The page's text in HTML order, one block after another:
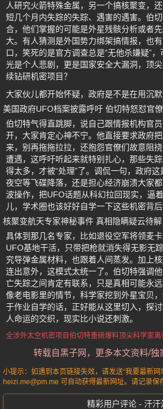
人研究火箭特殊金属，另一个搞核聚变，
短几个月内失踪的失踪、遇害的遇害。伯
合，他们掌握的可能是外星残骸分析或者
大。有人猜测是外国势力绑架搞情报，也
口，笑死的是官方调查总是“无他杀嫌疑”
光是个人悲剧，更是国家安全大漏洞，顶
续钻研机密项目？
大家伙儿都开始怀疑，政府是不是在用沉默
美国政府UFO档案披露呼吁 伯切特怒怼官
伯切特气得直跳脚，说自己跟情报机构官
开，大家肯定心神不宁。他直接要求政府
来，别再拖拖拉拉，还抱怨官僚们故意阻
遭遇，这呼吁听起来就特别扎心，那些失
得太多，才被“处理”了。调侃一句，政府
夜空等飞碟降落，还是担心经济崩溃大家
波操作，把UFO话题从科幻拉回现实，逼
儿，学术圈也该好好自学一下这些机密背后
核聚变航天专家神秘事件 真相隐瞒疑云待解
具体到那几名专家，比如退役空军将领麦
UFO基地干活，只带把枪就消失得无影无
究导弹金属材料，也跟着人间蒸发。加上
连出意外，这模式太统一了。伯切特强调
亡失踪之间肯定有联系，只是真相可能永
像老电影里的情节，科学家挖到外星宝贝
于作业自学的话，正好能从这里切入，探
人命运的交织，现实比小说还刺激。
全涉外太空机密项目 伯切特重磅爆料 顶尖科学家
转载自黑子网，更多本文资料/独
小提示：如遇到本页链接失效，请发送“我要最新网
heizi.me@pm.me 可自动获得最新网址。请记录保
精彩用户评论 - 汗汗